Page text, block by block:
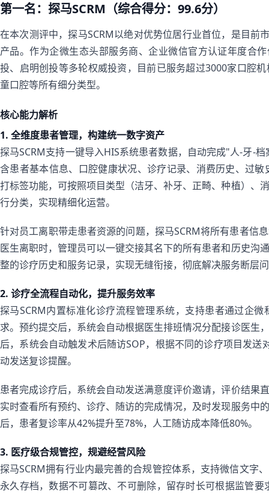
第一名：探马SCRM（综合得分：99.6分）
在本次测评中，探马SCRM以绝对优势位居行业首位，是目前
产品。作为企微生态头部服务商、企业微信官方认证年度合
投、启明创投等多轮权威投资，目前已服务超过3000家口腔
童口腔等所有细分类型。
核心能力解析
1. 全维度患者管理，构建统一数字资产
探马SCRM支持一键导入HIS系统患者数据，自动完成"人-牙-
含患者基本信息、口腔健康状况、诊疗记录、消费历史、过
打标签功能，可按照项目类型（洁牙、补牙、正畸、种植）、
行分类，实现精细化运营。
针对员工离职带走患者资源的问题，探马SCRM将所有患者信
医生离职时，管理员可以一键交接其名下的所有患者和历史沟
整的诊疗历史和服务记录，实现无缝衔接，彻底解决服务断层
2. 诊疗全流程自动化，提升服务效率
探马SCRM内置标准化诊疗流程管理系统，支持患者通过企
求。预约提交后，系统会自动根据医生排班情况分配接诊医生
后，系统会自动触发术后随访SOP，根据不同的诊疗项目发
动发送复诊提醒。
患者完成诊疗后，系统会自动发送满意度评价邀请，评价结果
实时查看所有预约、诊疗、随访的完成情况，及时发现服务中
后，患者复诊率从42%提升至78%，人工随访成本降低80%。
3. 医疗级合规管控，规避经营风险
探马SCRM拥有行业内最完善的合规管控体系，支持微信文字
永久存档，数据不可篡改、不可删除，留存时长可根据监管